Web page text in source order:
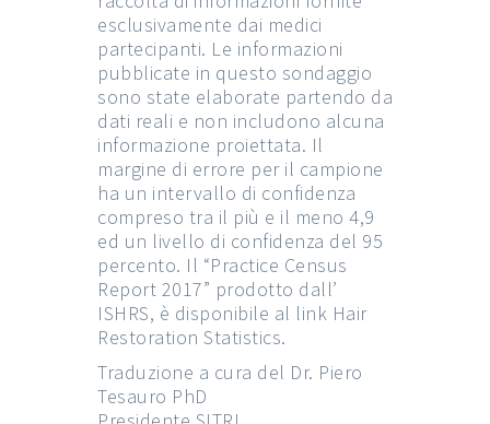
esclusivamente dai medici
partecipanti. Le informazioni
pubblicate in questo sondaggio
sono state elaborate partendo da
dati reali e non includono alcuna
informazione proiettata. Il
margine di errore per il campione
ha un intervallo di confidenza
compreso tra il più e il meno 4,9
ed un livello di confidenza del 95
percento. Il “Practice Census
Report 2017” prodotto dall’
ISHRS, è disponibile al link Hair
Restoration Statistics.
Traduzione a cura del Dr. Piero
Tesauro PhD